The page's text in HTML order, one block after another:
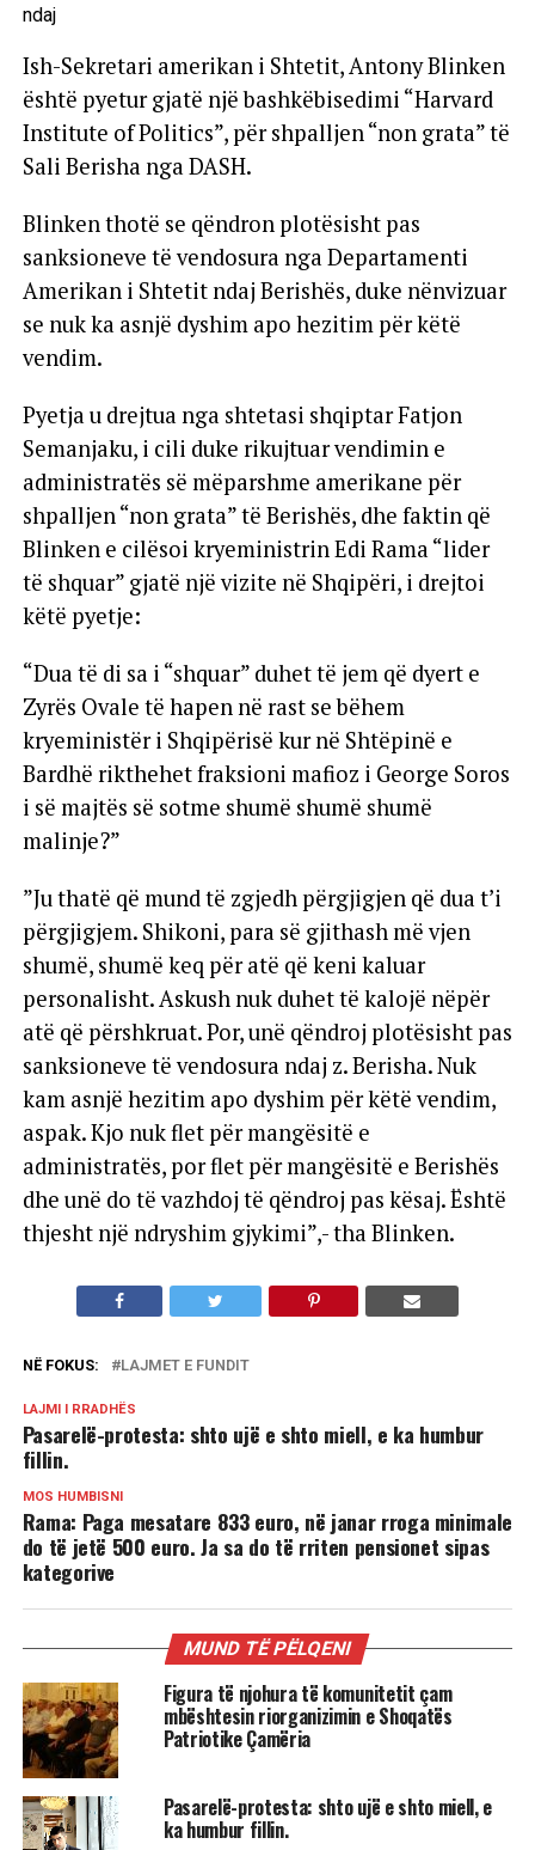
Ish-Sekretari amerikan i Shtetit, Antony Blinken
është pyetur gjatë një bashkëbisedimi “Harvard
Institute of Politics”, për shpalljen “non grata” të
Sali Berisha nga DASH.
Blinken thotë se qëndron plotësisht pas
sanksioneve të vendosura nga Departamenti
Amerikan i Shtetit ndaj Berishës, duke nënvizuar
se nuk ka asnjë dyshim apo hezitim për këtë
vendim.
Pyetja u drejtua nga shtetasi shqiptar Fatjon
Semanjaku, i cili duke rikujtuar vendimin e
administratës së mëparshme amerikane për
shpalljen “non grata” të Berishës, dhe faktin që
Blinken e cilësoi kryeministrin Edi Rama “lider
të shquar” gjatë një vizite në Shqipëri, i drejtoi
këtë pyetje:
“Dua të di sa i “shquar” duhet të jem që dyert e
Zyrës Ovale të hapen në rast se bëhem
kryeministër i Shqipërisë kur në Shtëpinë e
Bardhë rikthehet fraksioni mafioz i George Soros
i së majtës së sotme shumë shumë shumë
malinje?”
”Ju thatë që mund të zgjedh përgjigjen që dua t’i
përgjigjem. Shikoni, para së gjithash më vjen
shumë, shumë keq për atë që keni kaluar
personalisht. Askush nuk duhet të kalojë nëpër
atë që përshkruat. Por, unë qëndroj plotësisht pas
sanksioneve të vendosura ndaj z. Berisha. Nuk
kam asnjë hezitim apo dyshim për këtë vendim,
aspak. Kjo nuk flet për mangësitë e
administratës, por flet për mangësitë e Berishës
dhe unë do të vazhdoj të qëndroj pas kësaj. Është
thjesht një ndryshim gjykimi”,- tha Blinken.
NË FOKUS: LAJMET E FUNDIT
LAJMI I RRADHËS
Pasarelë-protesta: shto ujë e shto miell, e ka humbur
fillin.
MOS HUMBISNI
Rama: Paga mesatare 833 euro, në janar rroga minimale
do të jetë 500 euro. Ja sa do të rriten pensionet sipas
kategorive
MUND TË PËLQENI
Figura të njohura të komunitetit çam
mbështesin riorganizimin e Shoqatës
Patriotike Çamëria
Pasarelë-protesta: shto ujë e shto miell, e
ka humbur fillin.